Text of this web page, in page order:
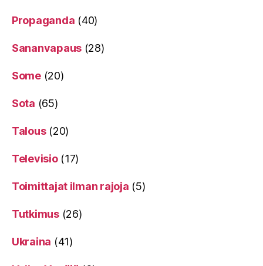
Propaganda (40)
Sananvapaus (28)
Some(20)
Sota (65)
Talous(20)
Televisio(17)
Toimittajat ilman rajoja (5)
Tutkimus(26)
Ukraina (41)